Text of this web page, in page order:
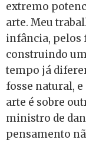
extremo
arte. Meu
infância, pelos
construindo
tempo já
fosse natural,
arte é sobre
ministro de
pensamento